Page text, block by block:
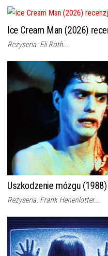
Ice Cream Man (2026)
Reżyseria: Eli Roth...
Uszkodzenie mózgu
Reżyseria: Frank Henenlotter...